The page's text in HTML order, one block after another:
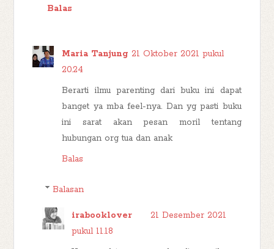
Balas
Maria Tanjung 21 Oktober 2021 pukul
20.24
Berarti ilmu parenting dari buku ini dapat
banget ya mba feel-nya. Dan yg pasti buku
ini sarat akan pesan moril tentang
hubungan org tua dan anak
Balas
Balasan
irabooklover
21 Desember 2021
pukul 11.18